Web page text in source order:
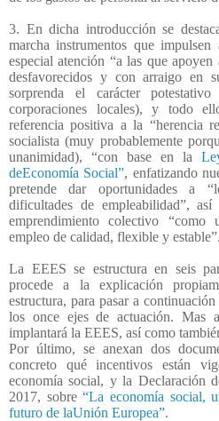
3. En dicha introducción se
marcha instrumentos que
especial atención “a las que
desfavorecidos y con arraigo en
sorprenda el carácter
corporaciones locales), y todo
referencia positiva a la “herencia
socialista (muy probablemente
unanimidad), “con base en la
deEconomía Social”, enfatizando
pretende dar oportunidades a
dificultades de empleabilidad”,
emprendimiento colectivo
empleo de calidad, flexible y estable”.
La EEES se estructura en seis
procede a la explicación
estructura, para pasar a
los once ejes de actuación. Mas
implantará la EEES, así como
Por último, se anexan dos
concreto qué incentivos están
economía social, y la Declaración
2017, sobre“La economía social,
futuro de laUnión Europea”.